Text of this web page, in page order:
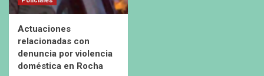
Actuaciones
relacionadas con
denuncia por violencia
doméstica en Rocha